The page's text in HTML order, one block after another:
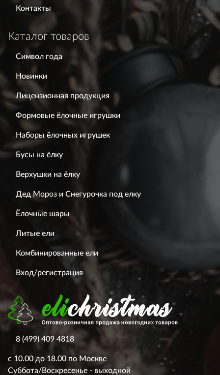
Контакты
Каталог товаров
Символ года
Новинки
Лицензионная продукция
Формовые ёлочные игрушки
Наборы ёлочных игрушек
Бусы на ёлку
Верхушки на ёлку
Дед Мороз и Снегурочка под елку
Ёлочные шары
Литые ели
Комбинированные ели
Вход/регистрация
8 (499) 409 4818
с 10.00 до 18.00 по Москве
Суббота/Воскресенье - выходной